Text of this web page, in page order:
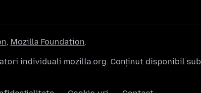
, Mozilla Foundation.
individuali mozilla.org. Conținut disponibil sub